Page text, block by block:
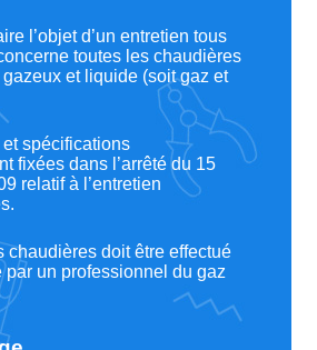
l’objet d’un entretien tous
toutes les chaudières
et liquide (soit gaz et
spécifications
fixées dans l’arrêté du 15
relatif à l’entretien
chaudières doit être effectué
par un professionnel du gaz